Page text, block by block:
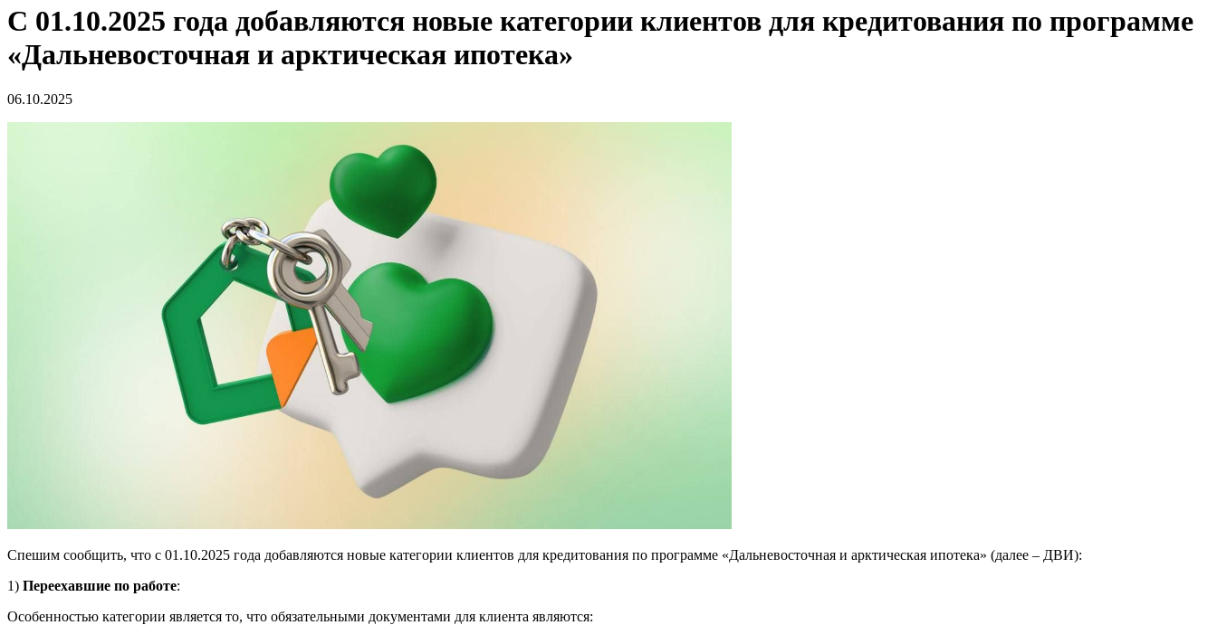
С 01.10.2025 года добавляются новые категории клиентов для кредитования по программе
«Дальневосточная и арктическая ипотека»
06.10.2025
Спешим сообщить, что с 01.10.2025 года добавляются новые категории клиентов для кредитования по программе «Дальневосточная и арктическая ипотека» (далее – ДВИ):
1) Переехавшие по работе:
Особенностью категории является то, что обязательными документами для клиента являются: